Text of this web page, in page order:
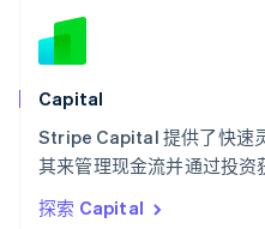
Capital
Stripe Capital 提供了快速
其来管理现金流并通过投资
探索 Capital
斯洛伐克
斯洛文尼亚
泰国
ไทยEnglish
希腊
English
西班牙